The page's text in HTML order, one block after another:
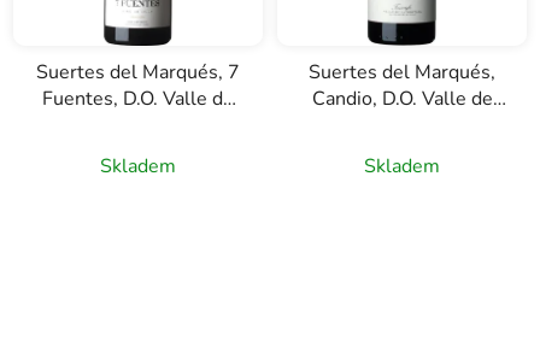
Suertes del Marqués, 7
Fuentes, D.O. Valle de
víno, 0,75l
Skladem
Suertes del Marqués,
Candio, D.O. Valle de
0,75l
Skladem